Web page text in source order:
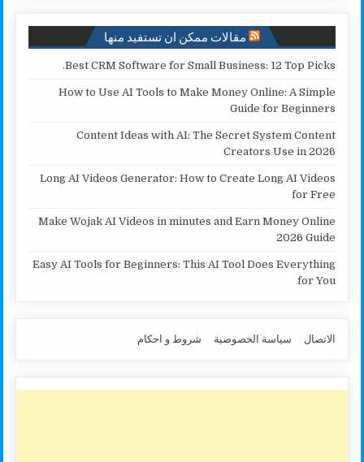
مقالات ممكن ان تستفيد منها
Best CRM Software for Small Business: 12 Top Picks.
How to Use AI Tools to Make Money Online: A Simple
Guide for Beginners
Content Ideas with AI: The Secret System Content
Creators Use in 2026
Long AI Videos Generator: How to Create Long AI Videos
for Free
Make Wojak AI Videos in minutes and Earn Money Online
2026 Guide
Easy AI Tools for Beginners: This AI Tool Does Everything
for You
الاتصال سياسة الخصوصية شروط و احكام